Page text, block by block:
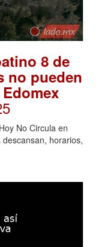
8 de
no pueden
No Circula en
horarios,